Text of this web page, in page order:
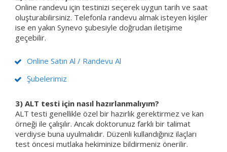
Online randevu için testinizi seçerek uygun tarih ve saat
oluşturabilirsiniz. Telefonla randevu almak isteyen kişiler
ise en yakın Synevo şubesiyle doğrudan iletişime
geçebilir.
Online Satın Al / Randevu Al
Şubelerimiz
3) ALT testi için nasıl hazırlanmalıyım?
ALT testi genellikle özel bir hazırlık gerektirmez ve kan
örneği ile çalışılır. Ancak doktorunuz farklı bir talimat
verdiyse buna uyulmalıdır. Düzenli kullandığınız ilaçları
test öncesi mutlaka hekiminize bildirmeniz önerilir.